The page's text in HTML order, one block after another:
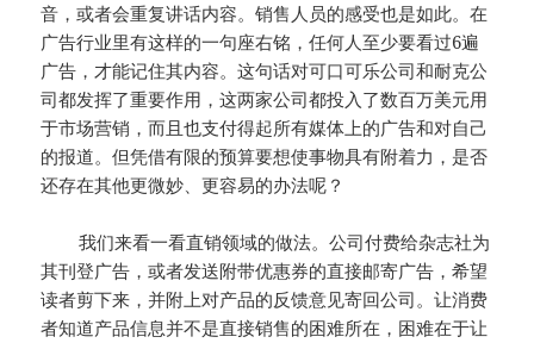
音，或者会重复讲话内容。销售人员的感受也是如此。在
广告行业里有这样的一句座右铭，任何人至少要看过6遍
广告，才能记住其内容。这句话对可口可乐公司和耐克公
司都发挥了重要作用，这两家公司都投入了数百万美元用
于市场营销，而且也支付得起所有媒体上的广告和对自己
的报道。但凭借有限的预算要想使事物具有附着力，是否
还存在其他更微妙、更容易的办法呢？
我们来看一看直销领域的做法。公司付费给杂志社为
其刊登广告，或者发送附带优惠券的直接邮寄广告，希望
读者剪下来，并附上对产品的反馈意见寄回公司。让消费
者知道产品信息并不是直接销售的困难所在，困难在于让